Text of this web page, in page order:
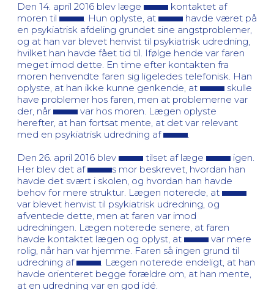
Den 14. april 2016 blev læge
kontaktet af
moren til
. Hun oplyste, at
havde været på
en psykiatrisk afdeling grundet sine angstproblemer,
og at han var blevet henvist til psykiatrisk udredning,
hvilket han havde fået tid til. Ifølge hende var faren
meget imod dette. En time efter kontakten fra
moren henvendte faren sig ligeledes telefonisk. Han
oplyste, at han ikke kunne genkende, at
skulle
have problemer hos faren, men at problemerne var
der, når
var hos moren. Lægen oplyste
herefter, at han fortsat mente, at det var relevant
med en psykiatrisk udredning af
.
Den 26. april 2016 blev
tilset af læge
igen.
Her blev det af
s mor beskrevet, hvordan han
havde det svært i skolen, og hvordan han havde
behov for mere struktur. Lægen noterede, at
var blevet henvist til psykiatrisk udredning, og
afventede dette, men at faren var imod
udredningen. Lægen noterede senere, at faren
havde kontaktet lægen og oplyst, at
var mere
rolig, når han var hjemme. Faren så ingen grund til
udredning af
. Lægen noterede endeligt, at han
havde orienteret begge forældre om, at han mente,
at en udredning var en god idé.